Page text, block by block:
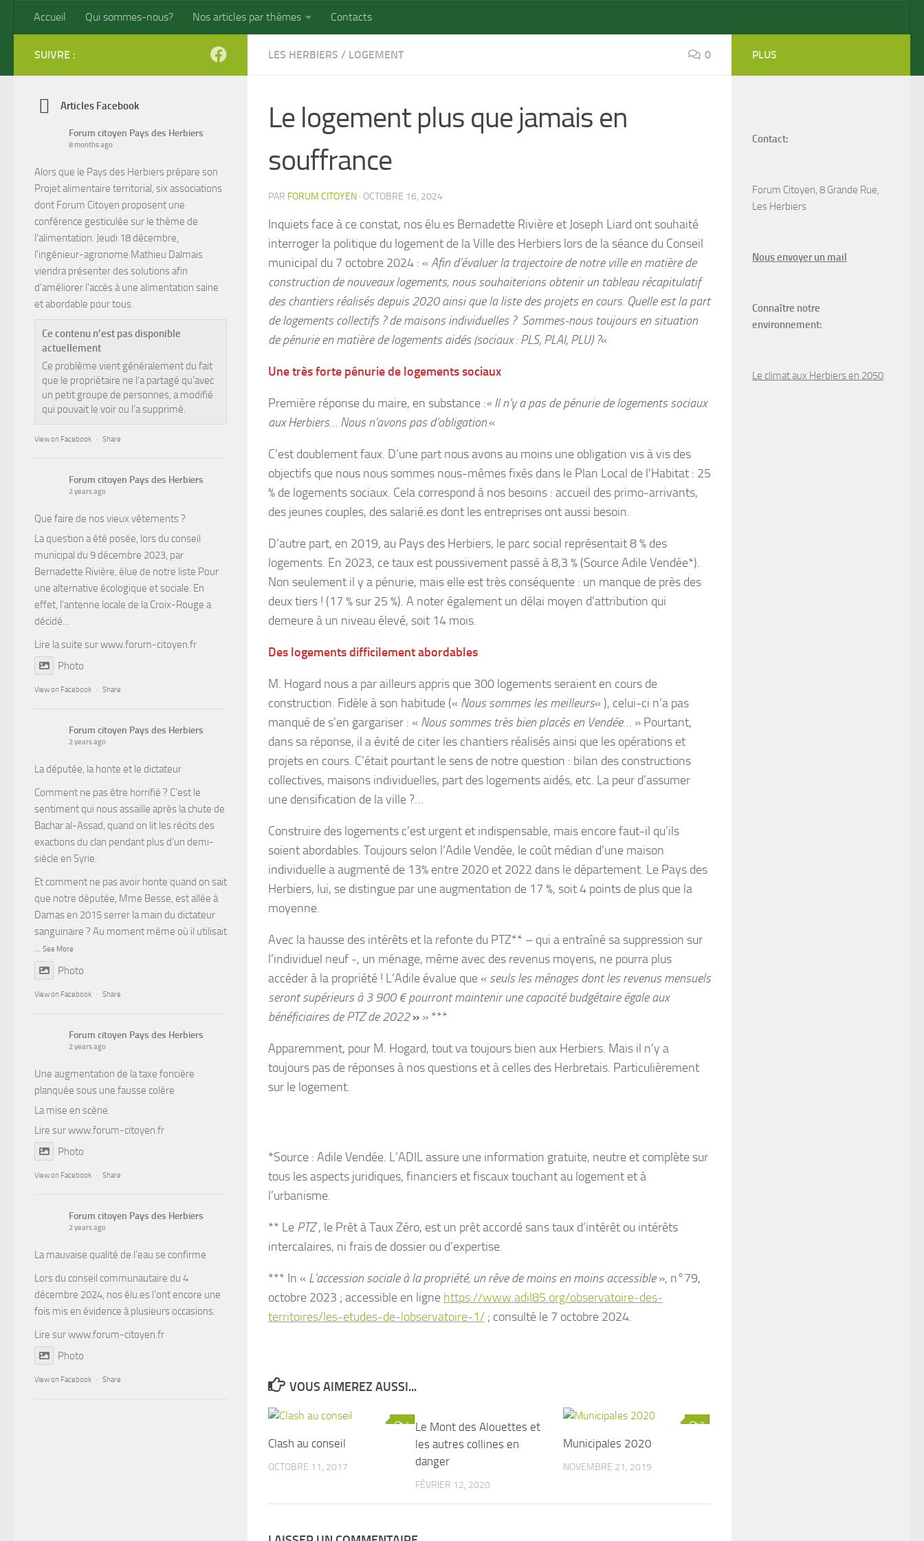
Skip to content
Accueil Qui sommes-nous? Nos articles par thèmes Contacts
LES HERBIERS / LOGEMENT 0
Le logement plus que jamais en
souffrance
PAR FORUM CITOYEN · OCTOBRE 16, 2024
Inquiets face à ce constat, nos élu.es Bernadette Rivière et Joseph Liard ont souhaité
interroger la politique du logement de la Ville des Herbiers lors de la séance du Conseil
municipal du 7 octobre 2024 : « Afin d’évaluer la trajectoire de notre ville en matière de
construction de nouveaux logements, nous souhaiterions obtenir un tableau récapitulatif
des chantiers réalisés depuis 2020 ainsi que la liste des projets en cours. Quelle est la part
de logements collectifs ? de maisons individuelles ? Sommes-nous toujours en situation
de pénurie en matière de logements aidés (sociaux : PLS, PLAI, PLU) ?«
Une très forte pénurie de logements sociaux
Première réponse du maire, en substance :« Il n’y a pas de pénurie de logements sociaux
aux Herbiers… Nous n’avons pas d’obligation.«
C’est doublement faux. D’une part nous avons au moins une obligation vis à vis des
objectifs que nous nous sommes nous-mêmes fixés dans le Plan Local de l’Habitat : 25
% de logements sociaux. Cela correspond à nos besoins : accueil des primo-arrivants,
des jeunes couples, des salarié.es dont les entreprises ont aussi besoin.
D’autre part, en 2019, au Pays des Herbiers, le parc social représentait 8 % des
logements. En 2023, ce taux est poussivement passé à 8,3 % (Source Adile Vendée*).
Non seulement il y a pénurie, mais elle est très conséquente : un manque de près des
deux tiers ! (17 % sur 25 %). A noter également un délai moyen d’attribution qui
demeure à un niveau élevé, soit 14 mois.
Des logements difficilement abordables
M. Hogard nous a par ailleurs appris que 300 logements seraient en cours de
construction. Fidèle à son habitude (« Nous sommes les meilleurs« ), celui-ci n’a pas
manqué de s’en gargariser : « Nous sommes très bien placés en Vendée… » Pourtant,
dans sa réponse, il a évité de citer les chantiers réalisés ainsi que les opérations et
projets en cours. C’était pourtant le sens de notre question : bilan des constructions
collectives, maisons individuelles, part des logements aidés, etc. La peur d’assumer
une densification de la ville ?…
Construire des logements c’est urgent et indispensable, mais encore faut-il qu’ils
soient abordables. Toujours selon l’Adile Vendée, le coût médian d’une maison
individuelle a augmenté de 13% entre 2020 et 2022 dans le département. Le Pays des
Herbiers, lui, se distingue par une augmentation de 17 %, soit 4 points de plus que la
moyenne.
Avec la hausse des intérêts et la refonte du PTZ** – qui a entraîné sa suppression sur
l’individuel neuf -, un ménage, même avec des revenus moyens, ne pourra plus
accéder à la propriété ! L’Adile évalue que « seuls les ménages dont les revenus mensuels
seront supérieurs à 3 900 € pourront maintenir une capacité budgétaire égale aux
bénéficiaires de PTZ de 2022 » » ***
Apparemment, pour M. Hogard, tout va toujours bien aux Herbiers. Mais il n’y a
toujours pas de réponses à nos questions et à celles des Herbretais. Particulièrement
sur le logement.
*Source : Adile Vendée. L’ADIL assure une information gratuite, neutre et complète sur
tous les aspects juridiques, financiers et fiscaux touchant au logement et à
l’urbanisme.
** Le PTZ, le Prêt à Taux Zéro, est un prêt accordé sans taux d’intérêt ou intérêts
intercalaires, ni frais de dossier ou d’expertise.
*** In « L’accession sociale à la propriété, un rêve de moins en moins accessible», n°79,
octobre 2023 ; accessible en ligne https://www.adil85.org/observatoire-des-
territoires/les-etudes-de-lobservatoire-1/ ; consulté le 7 octobre 2024.
VOUS AIMEREZ AUSSI...
1
Clash au conseil
OCTOBRE 11, 2017
Le Mont des Alouettes et
les autres collines en
danger
FÉVRIER 12, 2020
0
Municipales 2020
NOVEMBRE 21, 2019
SUIVRE :
Articles Facebook
Forum citoyen Pays des Herbiers
8 months ago
Alors que le Pays des Herbiers prépare son
Projet alimentaire territorial, six associations
dont Forum Citoyen proposent une
conférence gesticulée sur le thème de
l'alimentation. Jeudi 18 décembre,
l'ingénieur-agronome Mathieu Dalmais
viendra présenter des solutions afin
d'améliorer l'accès à une alimentation saine
et abordable pour tous.
Ce contenu n’est pas disponible
actuellement
Ce problème vient généralement du fait
que le propriétaire ne l’a partagé qu’avec
un petit groupe de personnes, a modifié
qui pouvait le voir ou l’a supprimé.
View on Facebook · Share
Forum citoyen Pays des Herbiers
2 years ago
Que faire de nos vieux vêtements ?
La question a été posée, lors du conseil
municipal du 9 décembre 2023, par
Bernadette Rivière, élue de notre liste Pour
une alternative écologique et sociale. En
effet, l’antenne locale de la Croix-Rouge a
décidé...
Lire la suite surwww.forum-citoyen.fr
Photo
View on Facebook · Share
Forum citoyen Pays des Herbiers
2 years ago
La députée, la honte et le dictateur
Comment ne pas être horrifié ? C’est le
sentiment qui nous assaille après la chute de
Bachar al-Assad, quand on lit les récits des
exactions du clan pendant plus d’un demi-
siècle en Syrie.
Et comment ne pas avoir honte quand on sait
que notre députée, Mme Besse, est allée à
Damas en 2015 serrer la main du dictateur
sanguinaire ? Au moment même où il utilisait
... See More
Photo
View on Facebook · Share
Forum citoyen Pays des Herbiers
2 years ago
Une augmentation de la taxe foncière
planquée sous une fausse colère
La mise en scène.
Lire surwww.forum-citoyen.fr
Photo
View on Facebook · Share
Forum citoyen Pays des Herbiers
2 years ago
La mauvaise qualité de l’eau se confirme
Lors du conseil communautaire du 4
décembre 2024, nos élu.es l’ont encore une
fois mis en évidence à plusieurs occasions.
Lire surwww.forum-citoyen.fr
Photo
View on Facebook · Share
PLUS
Contact:
Forum Citoyen, 8 Grande Rue,
Les Herbiers
Nous envoyer un mail
Connaître notre
environnement:
Le climat aux Herbiers en 2050